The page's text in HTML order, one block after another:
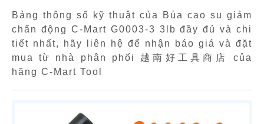
Bảng thông số kỹ thuật của Búa cao su giảm
chấn động C-Mart G0003-3 3lb đầy đủ và chi
tiết nhất, hãy liên hệ để nhận báo giá và đặt
mua từ nhà phân phối 越南好工具商店 của
hãng C-Mart Tool